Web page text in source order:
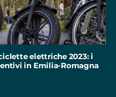
elettriche 2023: i
in Emilia-Romagna